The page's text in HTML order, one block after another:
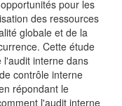
pour les
des ressources
globale et de la
Cette étude
l'audit interne dans
contrôle interne
répondant le
l'audit interne